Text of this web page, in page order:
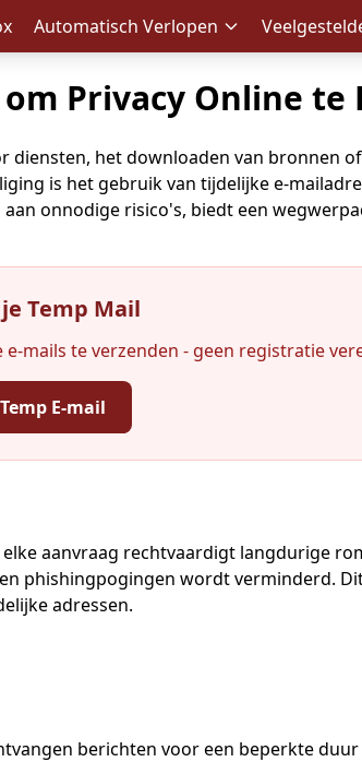
Automatisch Verlopen
Privacy Online te
het downloaden van bronnen
is het gebruik van tijdelijke e-
onnodige risico's, biedt een
Temp Mail
mails te verzenden - geen registratie
E-mail
E-mailadres:
Kopiëren QR
in
aanvraag rechtvaardigt langdurige
phishingpogingen wordt verminderd.
adressen.
berichten voor een beperkte